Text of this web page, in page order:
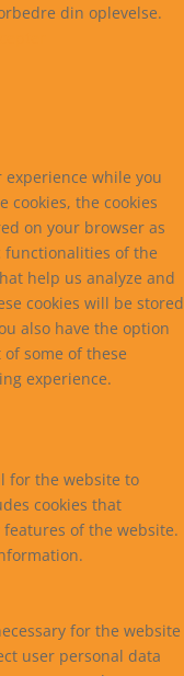
din oplevelse.
experience while you
cookies, the cookies
on your browser as
functionalities of the
help us analyze and
cookies will be stored
also have the option
some of these
experience.
for the website to
cookies that
of the website.
for the website
user personal data